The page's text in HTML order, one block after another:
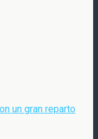
un gran reparto